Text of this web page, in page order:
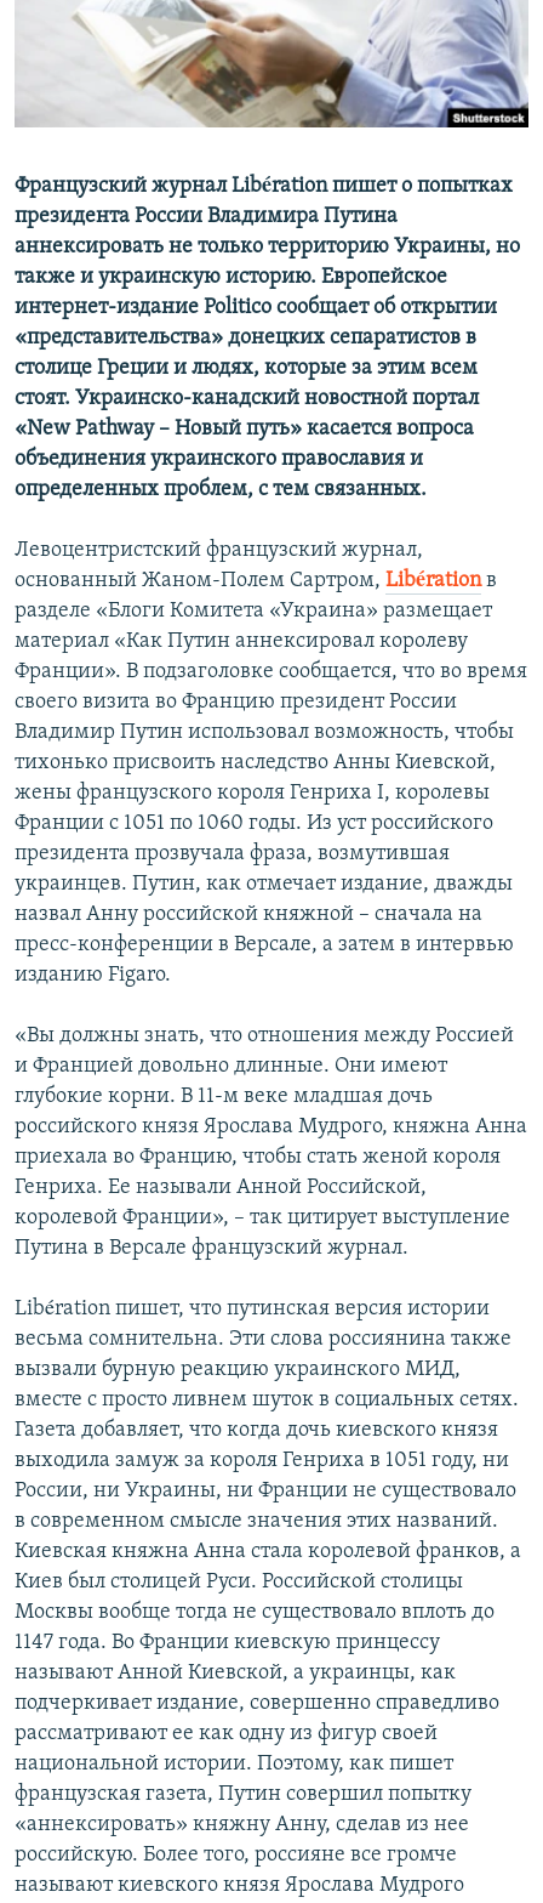
ПОБЕДИТЕЛЕЙ НЕ СУДЯТ?
КРЫМ.НЕПОКОРЕННЫЙ
ПРИСОЕДИНЯЙТЕСЬ!
Все сайты RFE/RL
Французский журнал Libération пишет о попытках
президента России Владимира Путина
аннексировать не только территорию Украины, но
также и украинскую историю. Европейское
интернет-издание Politico сообщает об открытии
«представительства» донецких сепаратистов в
столице Греции и людях, которые за этим всем
стоят. Украинско-канадский новостной портал
«New Pathway – Новый путь» касается вопроса
объединения украинского православия и
определенных проблем, с тем связанных.
Левоцентристский французский журнал,
основанный Жаном-Полем Сартром, Libérationв
разделе «Блоги Комитета «Украина» размещает
материал «Как Путин аннексировал королеву
Франции». В подзаголовке сообщается, что во время
своего визита во Францию президент России
Владимир Путин использовал возможность, чтобы
тихонько присвоить наследство Анны Киевской,
жены французского короля Генриха I, королевы
Франции с 1051 по 1060 годы. Из уст российского
президента прозвучала фраза, возмутившая
украинцев. Путин, как отмечает издание, дважды
назвал Анну российской княжной – сначала на
пресс-конференции в Версале, а затем в интервью
изданию Figaro.
«Вы должны знать, что отношения между Россией
и Францией довольно длинные. Они имеют
глубокие корни. В 11-м веке младшая дочь
российского князя Ярослава Мудрого, княжна Анна
приехала во Францию, чтобы стать женой короля
Генриха. Ее называли Анной Российской,
королевой Франции», – так цитирует выступление
Путина в Версале французский журнал.
Libération пишет, что путинская версия истории
весьма сомнительна. Эти слова россиянина также
вызвали бурную реакцию украинского МИД,
вместе с просто ливнем шуток в социальных сетях.
Газета добавляет, что когда дочь киевского князя
выходила замуж за короля Генриха в 1051 году, ни
России, ни Украины, ни Франции не существовало
в современном смысле значения этих названий.
Киевская княжна Анна стала королевой франков, а
Киев был столицей Руси. Российской столицы
Москвы вообще тогда не существовало вплоть до
1147 года. Во Франции киевскую принцессу
называют Анной Киевской, а украинцы, как
подчеркивает издание, совершенно справедливо
рассматривают ее как одну из фигур своей
национальной истории. Поэтому, как пишет
французская газета, Путин совершил попытку
«аннексировать» княжну Анну, сделав из нее
российскую. Более того, россияне все громче
называют киевского князя Ярослава Мудрого